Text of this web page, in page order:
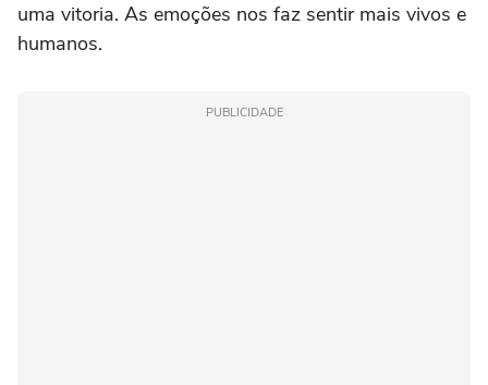
uma vitoria. As emoções nos faz sentir mais vivos e
humanos.
PUBLICIDADE